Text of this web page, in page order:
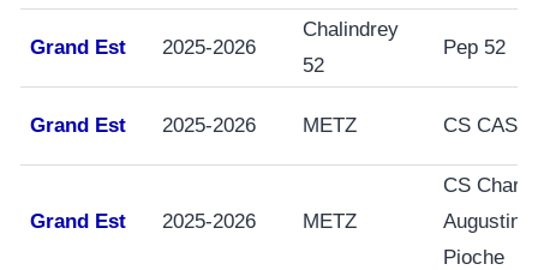
Grand Est 2025-2026
Chalindrey
52
Pep 52
Grand Est 2025-2026 METZ CS
Grand Est 2025-2026 METZ
CS
Augustin
Pioche